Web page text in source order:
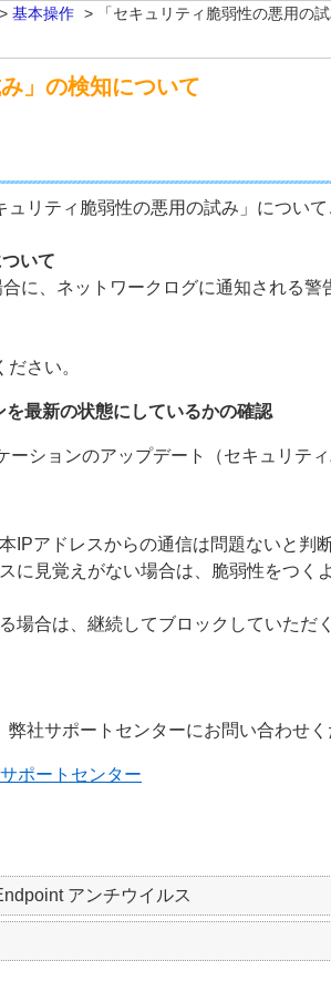
> 基本操作 > 「セキュリティ脆弱性の悪用の
」の検知について
リティ脆弱性の悪用の試み」について
いて
に、ネットワークログに通知される警
さい。
最新の状態にしているかの確認
ションのアップデート（セキュリテ
IPアドレスからの通信は問題ないと
に見覚えがない場合は、脆弱性をつく
場合は、継続してブロックしていた
社サポートセンターにお問い合わせく
ポートセンター
アンチウイルス